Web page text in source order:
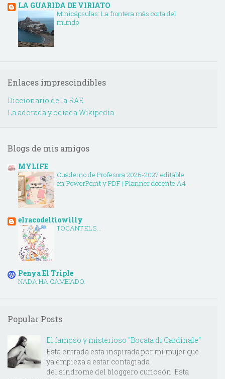
LA GUARIDA DE VIRIATO
Minicápsulas: La frontera más corta del
mundo
Enlaces imprescindibles
Diccionario de la RAE
La adorada y odiada Wikipedia
Blogs de mis amigos
MYLIFE
Cuaderno de Profesora 2026-2027 editable
en PowerPoint y PDF | Planner docente A4
elracodeltiowilly
TOCANT ELS...
Penya El Triple
NADA HA CAMBIADO.
Popular Posts
El famoso y misterioso "Bocata di Cardinale"
Esta entrada esta inspirada por mi mujer que
ya empieza a estar contagiada
del síndrome del bloggero curiosón. Esta